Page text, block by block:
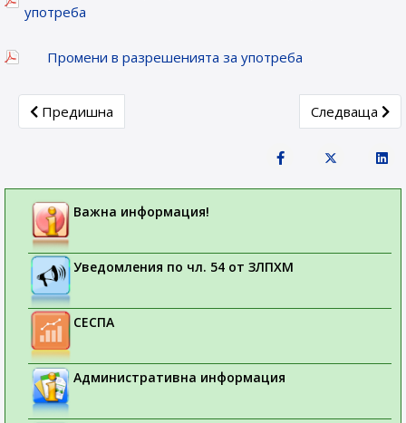
употреба
Промени в разрешенията за употреба
Previous article: Лекарствени продукти, получили
Предишна Next article:
Следваща
Важна информация!
Уведомления по чл. 54 от ЗЛПХМ
СЕСПА
Административна информация